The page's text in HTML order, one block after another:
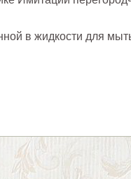
в жидкости для